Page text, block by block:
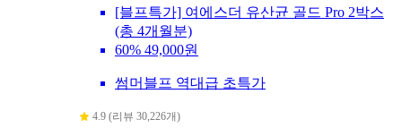
[블프특가] 여에스더 유산균 골드 Pro 2박스
(총 4개월분)
60% 49,000원
썸머블프 역대급 초특가
4.9 (리뷰 30,226개)